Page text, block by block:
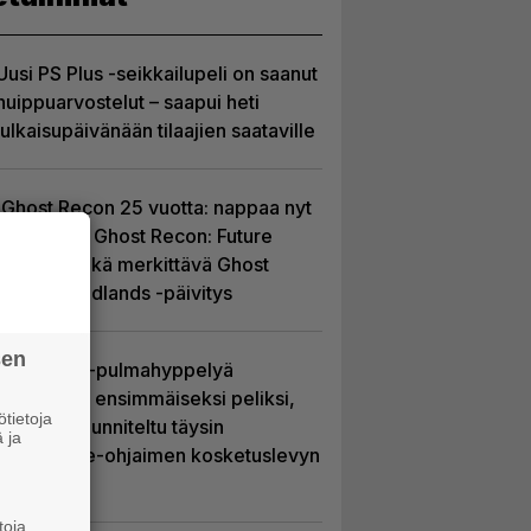
PS Plus -seikkailupeli on saanut
– saapui heti
tilaajien saataville
Ghost Recon 25 vuotta: nappaa nyt
ilmaiseksi Ghost Recon: Future
Soldier sekä merkittävä Ghost
Recon Wildlands -päivitys
Uutta PS5-pulmahyppelyä
kuvaillaan ensimmäiseksi peliksi,
joka on suunniteltu täysin
DualSense-ohjaimen kosketuslevyn
ja